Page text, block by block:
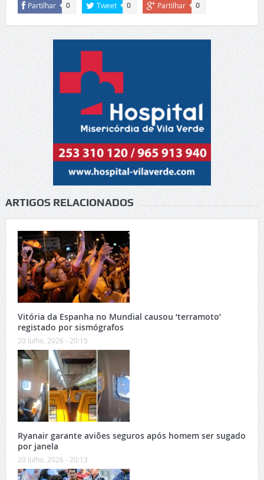
Partilhar 0 Tweet 0 Partilhar 0
ARTIGOS RELACIONADOS
Vitória da Espanha no Mundial causou ‘terramoto’
registado por sismógrafos
20 Julho, 2026 - 20:15
Ryanair garante aviões seguros após homem ser sugado
por janela
20 Julho, 2026 - 20:13